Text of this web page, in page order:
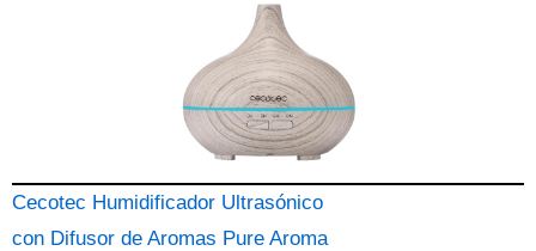
Cecotec Humidificador Ultrasónico
con Difusor de Aromas Pure Aroma